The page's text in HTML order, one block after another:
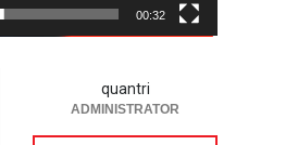
00:32
quantri
ADMINISTRATOR